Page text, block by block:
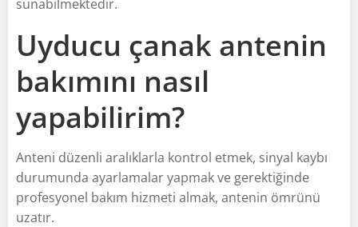
sunabilmektedir.
Uyducu çanak antenin
bakımını nasıl
yapabilirim?
Anteni düzenli aralıklarla kontrol etmek, sinyal kaybı
durumunda ayarlamalar yapmak ve gerektiğinde
profesyonel bakım hizmeti almak, antenin ömrünü
uzatır.